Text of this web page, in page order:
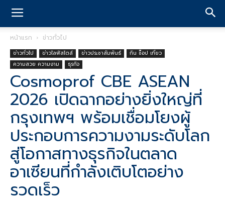
หน้าแรก ข่าวทั่วไป
ข่าวทั่วไป ข่าวไลฟ์สไตล์ ข่าวประชาสัมพันธ์
กิน ช๊อป เที่ยว
ความสวย ความงาม
ธุรกิจ
Cosmoprof CBE ASEAN
2026 เปิดฉากอย่างยิ่งใหญ่ที่
กรุงเทพฯ พร้อมเชื่อมโยงผู้
ประกอบการความงามระดับโลก
สู่โอกาสทางธุรกิจในตลาด
อาเซียนที่กำลังเติบโตอย่าง
รวดเร็ว